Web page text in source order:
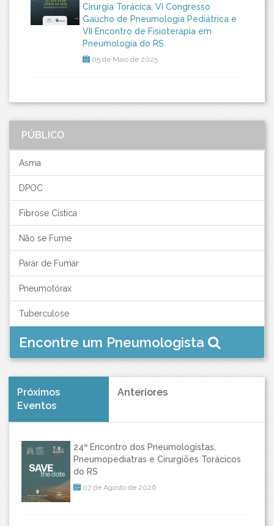
Cirurgia Torácica, VI Congresso
Gaúcho de Pneumologia Pediátrica e
VII Encontro de Fisioterapia em
Pneumologia do RS
05 de Maio de 2025
PÚBLICO
Asma
DPOC
Fibrose Cística
Não se Fume
Parar de Fumar
Pneumotórax
Tuberculose
Encontre um Pneumologista
Próximos
Eventos
Anteriores
24º Encontro dos Pneumologistas,
Pneumopediatras e Cirurgiões Torácicos
do RS
07 de Agosto de 2026